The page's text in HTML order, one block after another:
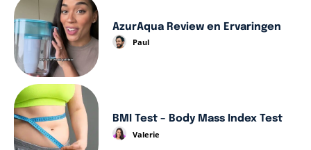
AzurAqua Review en Ervaringen
Paul
BMI Test – Body Mass Index Test
Valerie